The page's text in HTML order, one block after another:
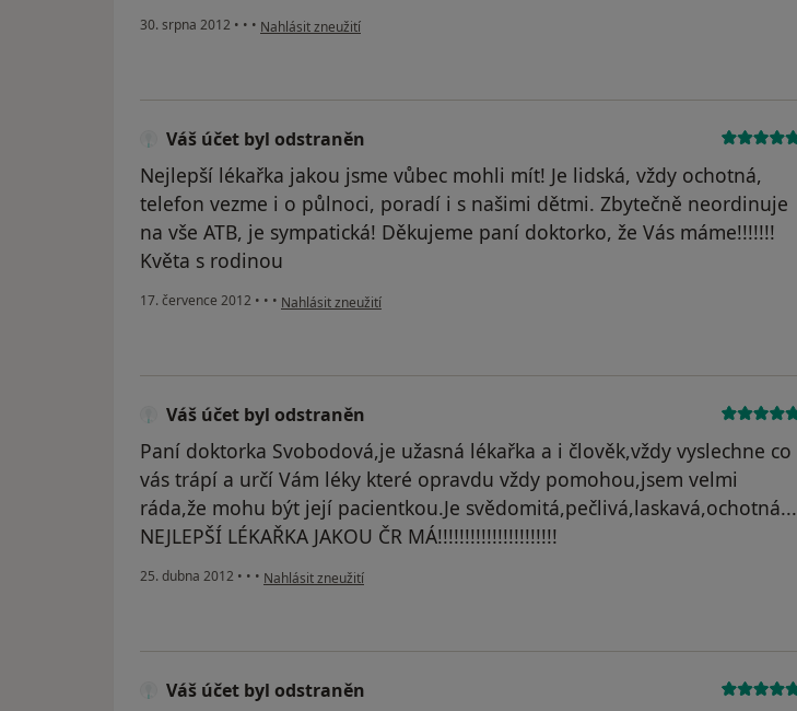
30. srpna 2012 • • • podle názoru uživatele Váš účet byl odstraněn
Nahlásit zneužití
Váš účet byl odstraněn
Nejlepší lékařka jakou jsme vůbec mohli mít! Je lidská, vždy ochotná,
telefon vezme i o půlnoci, poradí i s našimi dětmi. Zbytečně neordinuje
na vše ATB, je sympatická! Děkujeme paní doktorko, že Vás máme!!!!!!!
Květa s rodinou
17. července 2012 • • • podle názoru uživatele Váš účet byl odstraněn
Nahlásit zneužití
Váš účet byl odstraněn
Paní doktorka Svobodová,je užasná lékařka a i člověk,vždy vyslechne co
vás trápí a určí Vám léky které opravdu vždy pomohou,jsem velmi
ráda,že mohu být její pacientkou.Je svědomitá,pečlivá,laskavá,ochotná...
NEJLEPŠÍ LÉKAŘKA JAKOU ČR MÁ!!!!!!!!!!!!!!!!!!!!!!
25. dubna 2012 • • • podle názoru uživatele Váš účet byl odstraněn
Nahlásit zneužití
Váš účet byl odstraněn